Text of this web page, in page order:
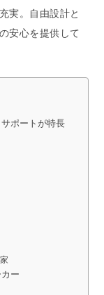
実。自由設計と
安心を提供して
ポートが特長
ー